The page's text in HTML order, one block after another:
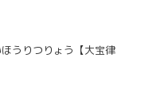
ほうりつりょう【大宝律